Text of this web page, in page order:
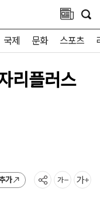
국제 문화 스포츠
리플러스
가